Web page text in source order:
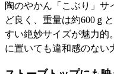
陶のやかん「こぶり」サ
ど良く、重量は約600ｇ
すい絶妙サイズが魅力的
に置いても違和感のない